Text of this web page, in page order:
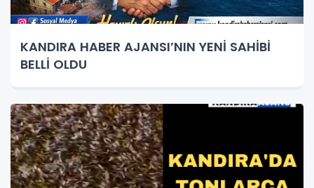
KANDIRA HABER AJANSI’NIN YENİ SAHİBİ
BELLİ OLDU